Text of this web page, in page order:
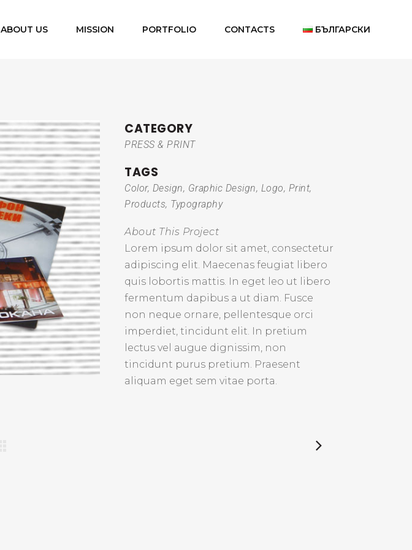
ABOUT US MISSION PORTFOLIO CONTACTS БЪЛГАРСКИ
CATEGORY
PRESS & PRINT
TAGS
Color, Design, Graphic Design, Logo, Print,
Products, Typography
About This Project
Lorem ipsum dolor sit amet, consectetur
adipiscing elit. Maecenas feugiat libero
quis lobortis mattis. In eget leo ut libero
fermentum dapibus a ut diam. Fusce
non neque ornare, pellentesque orci
imperdiet, tincidunt elit. In pretium
lectus vel augue dignissim, non
tincidunt purus pretium. Praesent
aliquam eget sem vitae porta.